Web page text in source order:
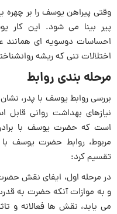
وقتی پیراهن یوسف را بر چهره
پیر بینا می شود. این کار
احساسات دوسویه اى
اختلالات تنى که ریشه
مرحله بندى روابط
بررسى روابط یوسف با پدر،
نیازهاى بهداشت روانی قابل
است که حضرت یوسف با
مربوط، روابط حضرت یوسف
تقسیم کرد:
در مرحله اول، ایفاى نقش
و به موازات آنکه حضرت به
می یابد، نقش ها فعالانه و